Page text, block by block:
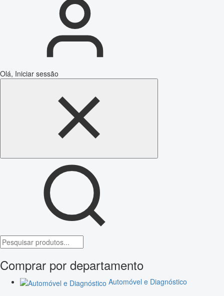
Olá, Iniciar sessão
Comprar por departamento
Automóvel e Diagnóstico